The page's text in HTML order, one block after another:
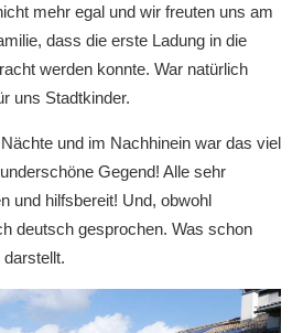
mehr egal und wir freuten uns am
dass die erste Ladung in die
werden konnte. War natürlich
uns Stadtkinder.
und im Nachhinein war das viel
Gegend! Alle sehr
und hilfsbereit! Und, obwohl
deutsch gesprochen. Was schon